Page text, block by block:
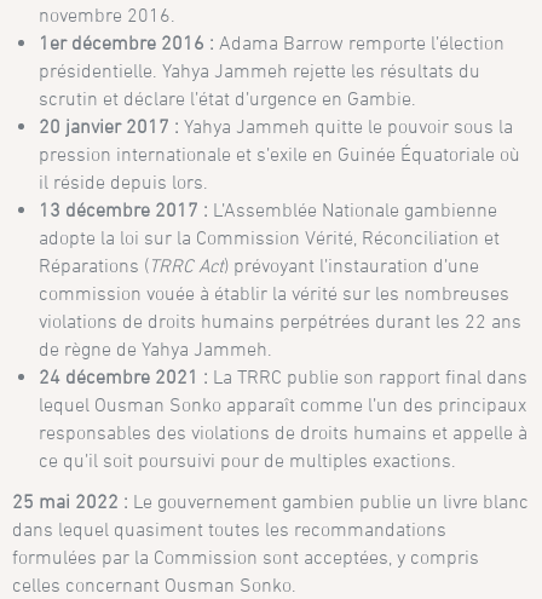
novembre 2016.
1er décembre 2016 : Adama Barrow remporte l’élection
présidentielle. Yahya Jammeh rejette les résultats du
scrutin et déclare l’état d’urgence en Gambie.
20 janvier 2017 :Yahya Jammeh quitte le pouvoir sous la
pression internationale et s’exile en Guinée Équatoriale où
il réside depuis lors.
13 décembre 2017 : L’Assemblée Nationale gambienne
adopte la loi sur la Commission Vérité, Réconciliation et
Réparations (TRRC Act) prévoyant l’instauration d’une
commission vouée à établir la vérité sur les nombreuses
violations de droits humains perpétrées durant les 22 ans
de règne de Yahya Jammeh.
24 décembre 2021 : La TRRC publie son rapport final dans
lequel Ousman Sonko apparaît comme l’un des principaux
responsables des violations de droits humains et appelle à
ce qu’il soit poursuivi pour de multiples exactions.
25 mai 2022 : Le gouvernement gambien publie un livre blanc
dans lequel quasiment toutes les recommandations
formulées par la Commission sont acceptées, y compris
celles concernant Ousman Sonko.